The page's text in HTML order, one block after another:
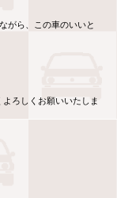
がら、この車のいいと
ろしくお願いいたしま